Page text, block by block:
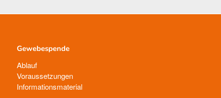
Gewebespende
Ablauf
Voraussetzungen
Informationsmaterial